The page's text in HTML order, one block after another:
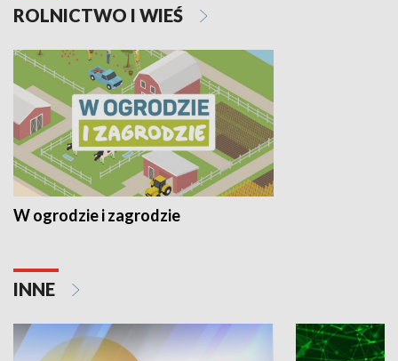
ROLNICTWO I WIEŚ
W ogrodzie i zagrodzie
INNE